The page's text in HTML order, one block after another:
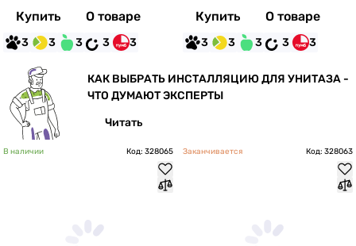
Купить О товаре
3 3 3 3 3
Купить О товаре
3 3 3 3 3
КАК ВЫБРАТЬ ИНСТАЛЛЯЦИЮ ДЛЯ УНИТАЗА -
ЧТО ДУМАЮТ ЭКСПЕРТЫ
Читать
В наличии Код: 328065 Заканчивается Код: 328063